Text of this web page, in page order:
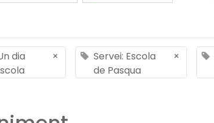
dia
×
Servei: Escola
de Pasqua
×